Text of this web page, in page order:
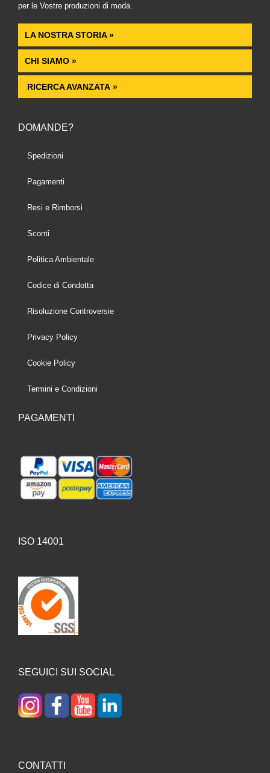
per le Vostre produzioni di moda.
LA NOSTRA STORIA »
CHI SIAMO »
RICERCA AVANZATA »
DOMANDE?
Spedizioni
Pagamenti
Resi e Rimborsi
Sconti
Politica Ambientale
Codice di Condotta
Risoluzione Controversie
Privacy Policy
Cookie Policy
Termini e Condizioni
PAGAMENTI
ISO 14001
SEGUICI SUI SOCIAL
CONTATTI